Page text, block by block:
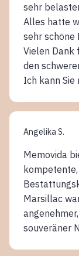
sehr
Alles hatte
sehr schöne
Vielen Dank
den
Ich kann
Angelika S.
Memovida
Marsillac
souveräner